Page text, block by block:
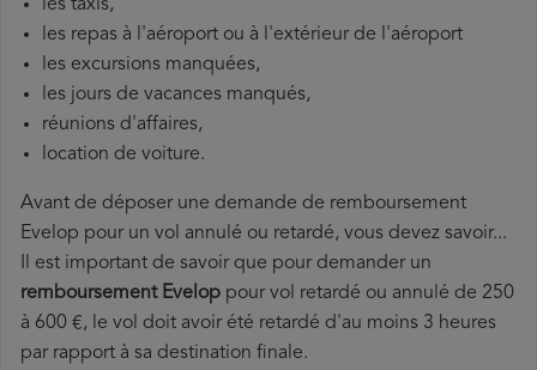
les taxis,
les repas à l'aéroport ou à l'extérieur de l'aéroport
les excursions manquées,
les jours de vacances manqués,
réunions d'affaires,
location de voiture.
Avant de déposer une demande de remboursement
Evelop pour un vol annulé ou retardé, vous devez savoir...
Il est important de savoir que pour demander un
remboursement Evelop pour vol retardé ou annulé de 250
à 600 €, le vol doit avoir été retardé d'au moins 3 heures
par rapport à sa destination finale.